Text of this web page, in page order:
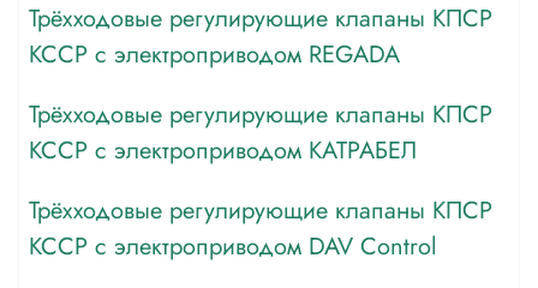
Трёхходовые регулирующие клапаны КПСР
КССР с электроприводом REGADA
Трёхходовые регулирующие клапаны КПСР
КССР с электроприводом КАТРАБЕЛ
Трёхходовые регулирующие клапаны КПСР
КССР с электроприводом DAV Control